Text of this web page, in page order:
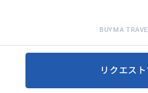
BUYMA
リクエスト